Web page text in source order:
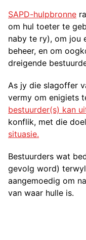
SAPD-hulpbronne
om hul toeter te
naby te ry), om jou
beheer, en om
dreigende
As jy die slagoffer
vermy om enigiets
bestuurder(s) kan
konflik, met die
situasie.
Bestuurders wat
gevolg word)
aangemoedig om
van waar hulle is.